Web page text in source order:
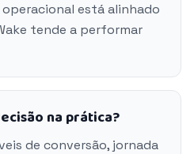
está alinhado
tende a performar
na prática?
de conversão, jornada